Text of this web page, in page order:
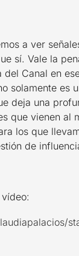
a ver
sí. Vale la
Canal en
solamente es
deja una
que vienen al
los que
de